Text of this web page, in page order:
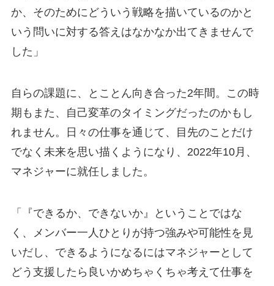
か、そのためにどういう戦略を描いているのかと
いう問いに対する答えはなかなか出てきませんで
した」
自らの課題に、とことん向き合った2年間。この時
期もまた、自己変革のタイミングだったのかもし
れません。日々の仕事を通じて、目先のことだけ
でなく未来を思い描くようになり、2022年10月、
マネジャーに就任しました。
「『できるか、できないか』ということではな
く、メンバー一人ひとりが持つ強みや可能性を見
いだし、できるようになるにはマネジャーとして
どう支援したら良いかめちゃくちゃ考えて仕事を